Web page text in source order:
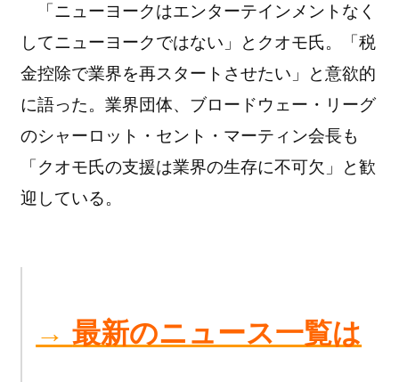
「ニューヨークはエンターテインメントなく
してニューヨークではない」とクオモ氏。「税
金控除で業界を再スタートさせたい」と意欲的
に語った。業界団体、ブロードウェー・リーグ
のシャーロット・セント・マーティン会長も
「クオモ氏の支援は業界の生存に不可欠」と歓
迎している。
→最新のニュース一覧は